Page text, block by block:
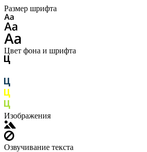
Размер шрифта
Цвет фона и шрифта
Изображения
Озвучивание текста